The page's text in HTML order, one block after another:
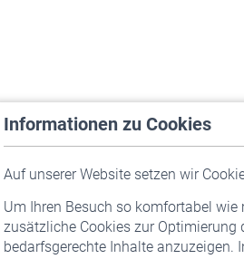
Informationen zu Cookies
Auf unserer Website setzen wir
Um Ihren Besuch so komfortabel
zusätzliche Cookies zur Optimierung
bedarfsgerechte Inhalte anzuzeigen.